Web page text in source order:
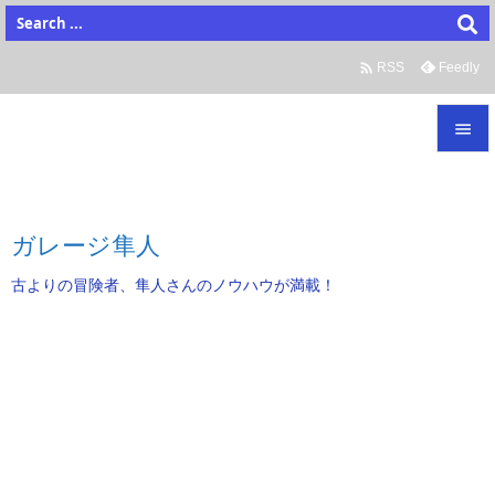
ガレージ隼人
古よりの冒険者、隼人さんのノウハウが満載！

 RSS Feedly